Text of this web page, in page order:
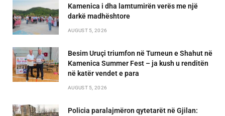
Kamenica i dha lamtumirën verës me një
darkë madhështore
AUGUST 5, 2026
Besim Uruçi triumfon në Turneun e Shahut në
Kamenica Summer Fest – ja kush u renditën
në katër vendet e para
AUGUST 5, 2026
Policia paralajmëron qytetarët në Gjilan: